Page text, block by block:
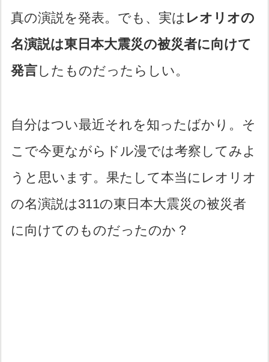
真の演説を発表。でも、実は レオリオの
名演説は東日本大震災の被災者に向けて
発言したものだったらしい。
自分はつい最近それを知ったばかり。そ
こで今更ながらドル漫では考察してみよ
うと思います。果たして本当にレオリオ
の名演説は311の東日本大震災の被災者
に向けてのものだったのか？